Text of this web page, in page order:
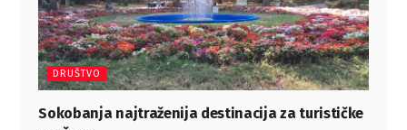
DRUŠTVO
Sokobanja najtraženija destinacija za turističke